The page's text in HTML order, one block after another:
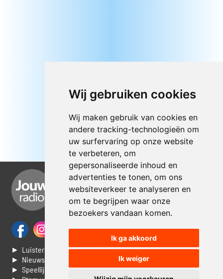
Wij gebruiken cookies
Wij maken gebruik van cookies en
andere tracking-technologieën om
uw surfervaring op onze website
te verbeteren, om
gepersonaliseerde inhoud en
advertenties te tonen, om ons
websiteverkeer te analyseren en
om te begrijpen waar onze
bezoekers vandaan komen.
Ik ga akkoord
Ik weiger
► Luisteren naar Jouwradio
► Nieuws
► Speellijst